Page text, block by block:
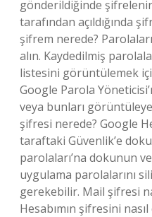
gönderildiğinde şifrelenir
tarafından açıldığında
şifrem nerede?
alın. Kaydedilmiş
listesini görüntülemek
Google Parola
veya bunları
şifresi nerede? Google
taraftaki Güvenlik’e
parolaları’na dokunun
uygulama parolalarını
gerekebilir. Mail şifresi
Hesabımın şifresini